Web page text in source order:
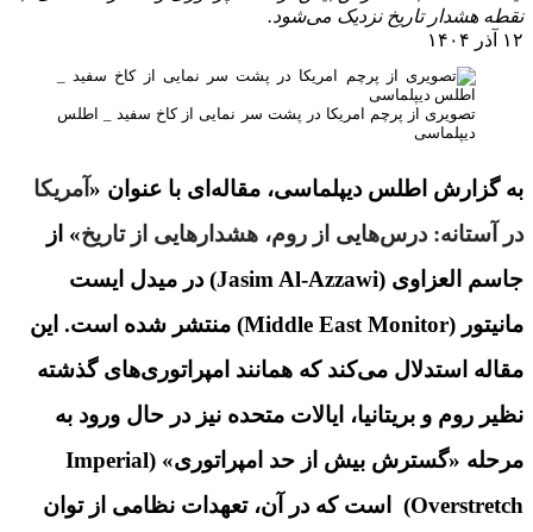
نقطه هشدار تاریخ نزدیک می‌شود.
۱۲ آذر ۱۴۰۴
تصویری از پرچم امریکا در پشت سر نمایی از کاخ سفید _ اطلس
دیپلماسی
به گزارش اطلس دیپلماسی، مقاله‌ای با عنوان « آمریکا
در آستانه: درس‌هایی از روم، هشدارهایی از تاریخ» از
جاسم العزاوی (Jasim Al-Azzawi) در میدل ایست
مانیتور (Middle East Monitor) منتشر شده است. این
مقاله استدلال می‌کند که همانند امپراتوری‌های گذشته
نظیر روم و بریتانیا، ایالات متحده نیز در حال ورود به
مرحله «گسترش بیش از حد امپراتوری» (Imperial
Overstretch) است که در آن، تعهدات نظامی از توان